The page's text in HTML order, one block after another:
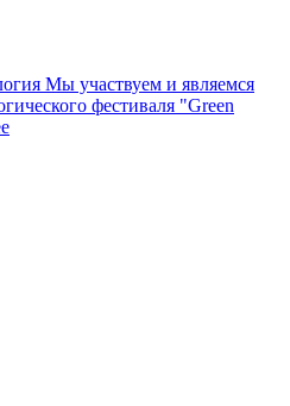
Мы участвуем и являемся
фестиваля "Green